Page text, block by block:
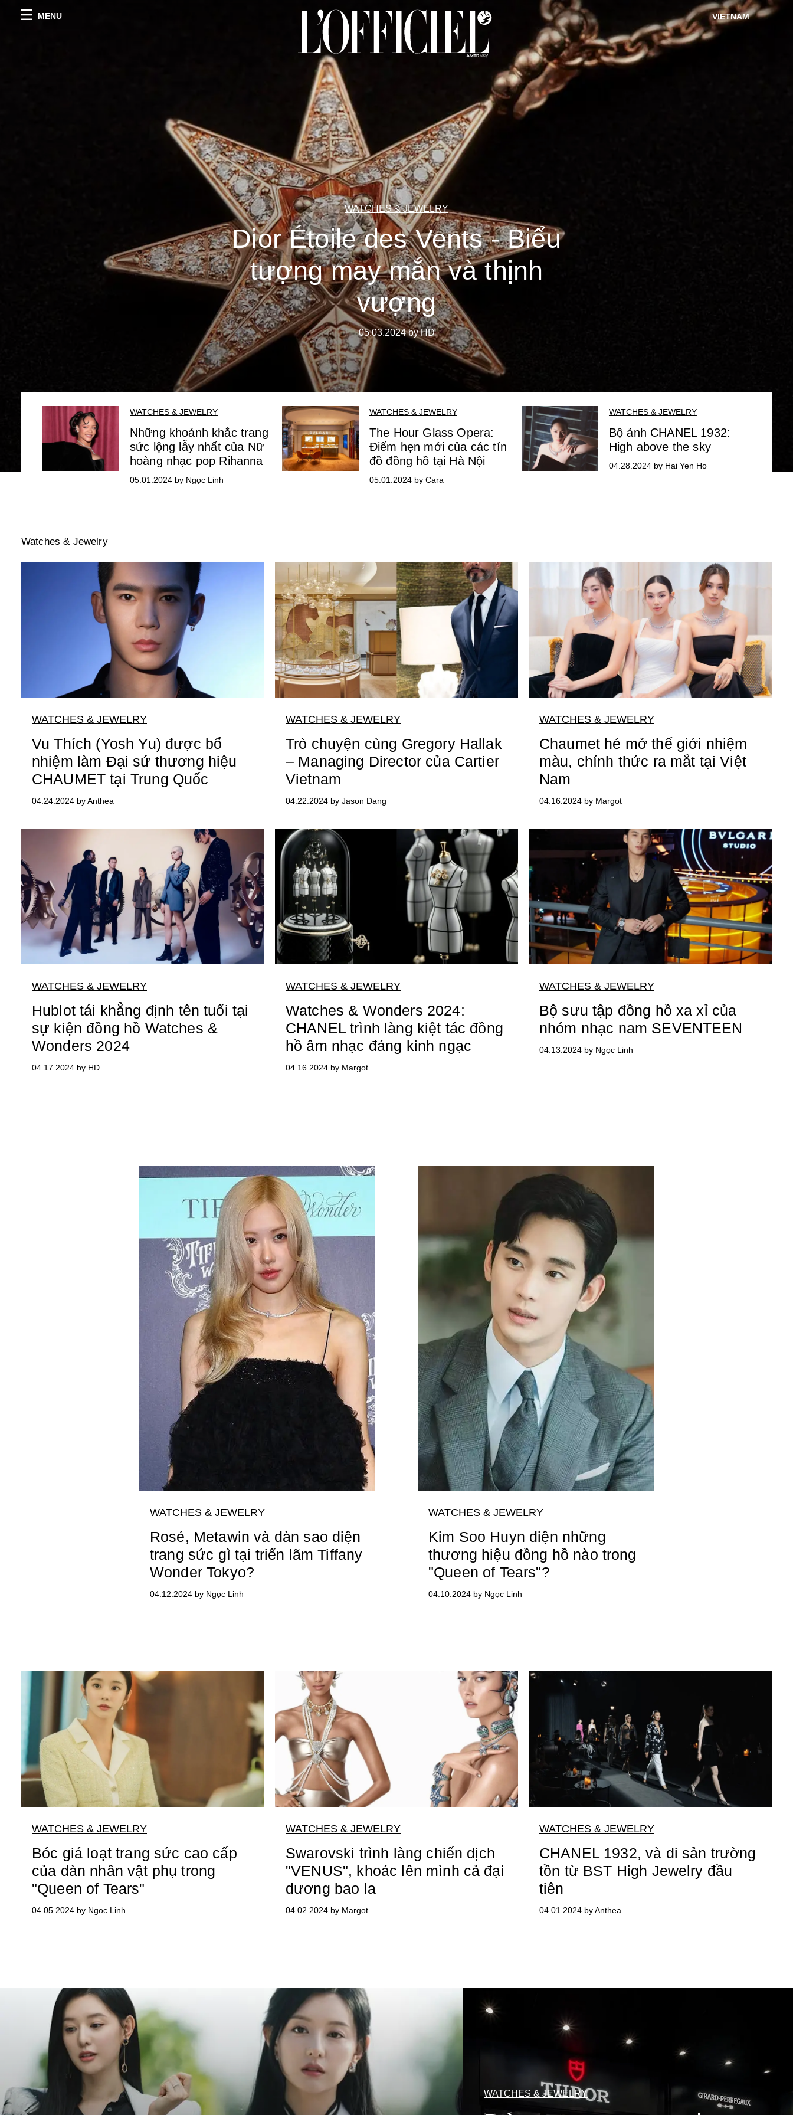
MENU VIETNAM
WATCHES & JEWELRY
Dior Étoile des Vents - Biểu
tượng may mắn và thịnh
vượng
05.03.2024 by HD
WATCHES & JEWELRY
Những khoảnh khắc trang
sức lộng lẫy nhất của Nữ
hoàng nhạc pop Rihanna
05.01.2024 by Ngọc Linh
WATCHES & JEWELRY
The Hour Glass Opera:
Điểm hẹn mới của các tín
đồ đồng hồ tại Hà Nội
05.01.2024 by Cara
WATCHES & JEWELRY
Bộ ảnh CHANEL 1932:
High above the sky
04.28.2024 by Hai Yen Ho
Watches & Jewelry
WATCHES & JEWELRY
Vu Thích (Yosh Yu) được bổ
nhiệm làm Đại sứ thương hiệu
CHAUMET tại Trung Quốc
04.24.2024 by Anthea
WATCHES & JEWELRY
Trò chuyện cùng Gregory Hallak
– Managing Director của Cartier
Vietnam
04.22.2024 by Jason Dang
WATCHES & JEWELRY
Chaumet hé mở thế giới nhiệm
màu, chính thức ra mắt tại Việt
Nam
04.16.2024 by Margot
WATCHES & JEWELRY
Hublot tái khẳng định tên tuổi tại
sự kiện đồng hồ Watches &
Wonders 2024
04.17.2024 by HD
WATCHES & JEWELRY
Watches & Wonders 2024:
CHANEL trình làng kiệt tác đồng
hồ âm nhạc đáng kinh ngạc
04.16.2024 by Margot
WATCHES & JEWELRY
Bộ sưu tập đồng hồ xa xỉ của
nhóm nhạc nam SEVENTEEN
04.13.2024 by Ngọc Linh
WATCHES & JEWELRY
Rosé, Metawin và dàn sao diện
trang sức gì tại triển lãm Tiffany
Wonder Tokyo?
04.12.2024 by Ngọc Linh
WATCHES & JEWELRY
Kim Soo Huyn diện những
thương hiệu đồng hồ nào trong
"Queen of Tears"?
04.10.2024 by Ngọc Linh
WATCHES & JEWELRY
Bóc giá loạt trang sức cao cấp
của dàn nhân vật phụ trong
"Queen of Tears"
04.05.2024 by Ngọc Linh
WATCHES & JEWELRY
Swarovski trình làng chiến dịch
"VENUS", khoác lên mình cả đại
dương bao la
04.02.2024 by Margot
WATCHES & JEWELRY
CHANEL 1932, và di sản trường
tồn từ BST High Jewelry đầu
tiên
04.01.2024 by Anthea
WATCHES & JEWELRY